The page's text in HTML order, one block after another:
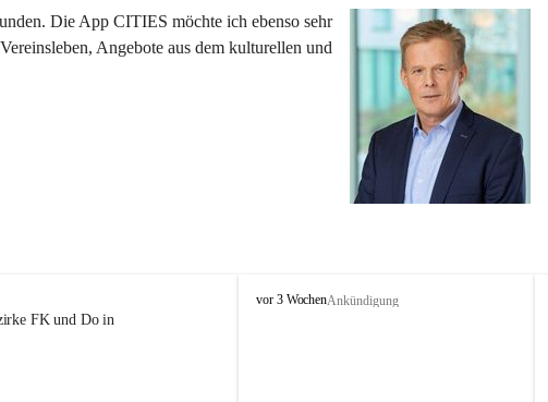
Die App CITIES möchte ich ebenso sehr
Angebote aus dem kulturellen und
FK und Do in
L
vor 3 WochenAnkündigung